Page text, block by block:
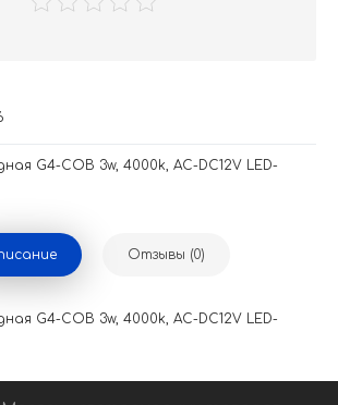
G4-COB 3w, 4000k, AC-DC12V LED-
Отзывы (0)
G4-COB 3w, 4000k, AC-DC12V LED-